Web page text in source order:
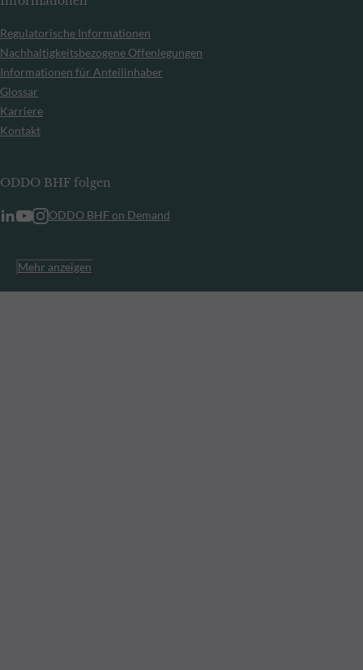
Regulatorische Informationen
Nachhaltigkeitsbezogene Offenlegungen
Informationen für Anteilinhaber
Glossar
Karriere
Kontakt
ODDO BHF folgen
ODDO BHF on Demand
Mehr anzeigen